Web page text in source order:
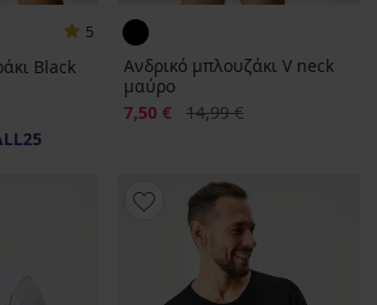
5
Black
Ανδρικό μπλουζάκι V neck
μαύρο
Έκπτωση
7,50 € Αρχική τιμή
14,99 €